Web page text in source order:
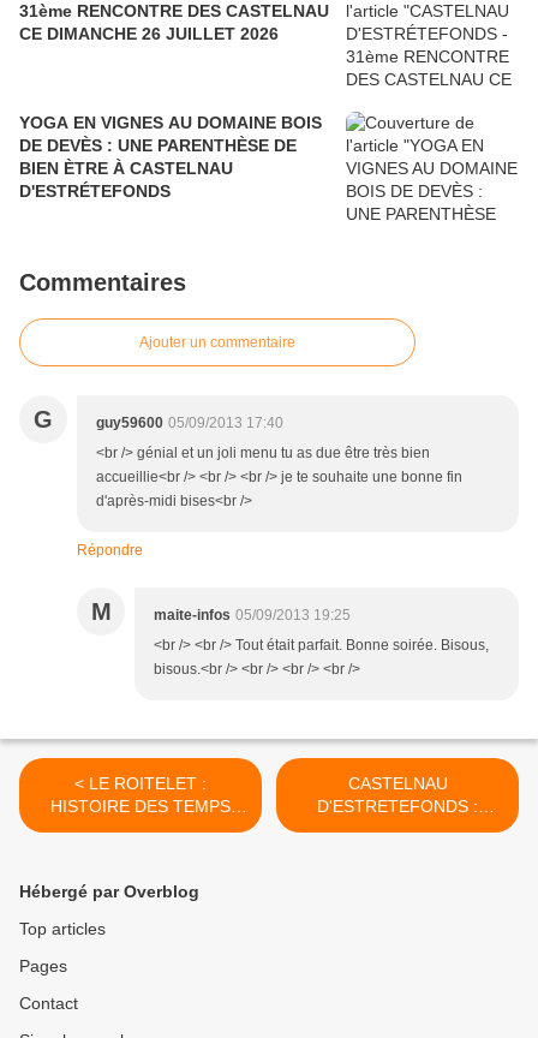
31ème RENCONTRE DES CASTELNAU
CE DIMANCHE 26 JUILLET 2026
YOGA EN VIGNES AU DOMAINE BOIS
DE DEVÈS : UNE PARENTHÈSE DE
BIEN ÈTRE À CASTELNAU
D'ESTRÉTEFONDS
Commentaires
Ajouter un commentaire
G guy59600 05/09/2013 17:40
<br /> génial et un joli menu tu as due être très bien
accueillie<br /> <br /> <br /> je te souhaite une bonne fin
d'après-midi bises<br />
Répondre
M maite-infos 05/09/2013 19:25
<br /> <br /> Tout était parfait. Bonne soirée. Bisous,
bisous.<br /> <br /> <br /> <br />
< LE ROITELET :
HISTOIRE DES TEMPS
ANCIENS
CASTELNAU
D'ESTRETEFONDS :
JOURNÉE DU
Hébergé par Overblog
Top articles
Pages
Contact